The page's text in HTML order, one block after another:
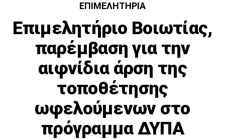
ΕΠΙΜΕΛΗΤΉΡΙΑ
Επιμελητήριο Βοιωτίας,
παρέμβαση για την
αιφνίδια άρση της
τοποθέτησης
ωφελούμενων στο
πρόγραμμα ΔΥΠΑ